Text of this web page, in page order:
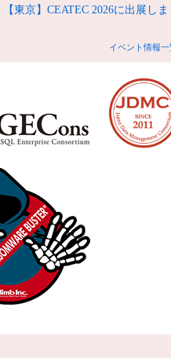
【東京】CEATEC 2026に出展しま
イベント情報一